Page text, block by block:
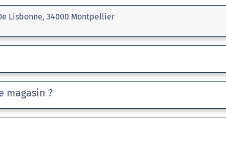
Lisbonne, 34000 Montpellier
magasin ?